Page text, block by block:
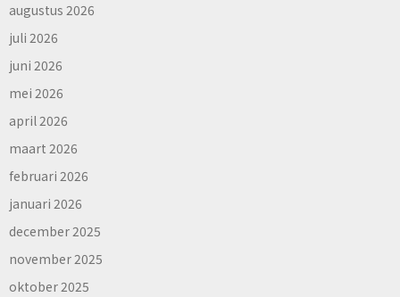
augustus 2026
juli 2026
juni 2026
mei 2026
april 2026
maart 2026
februari 2026
januari 2026
december 2025
november 2025
oktober 2025